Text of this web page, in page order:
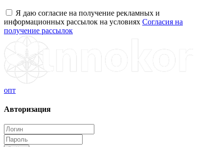
Я даю согласие на получение рекламных и
информационных рассылок на условиях Согласия на
получение рассылок
опт
Авторизация